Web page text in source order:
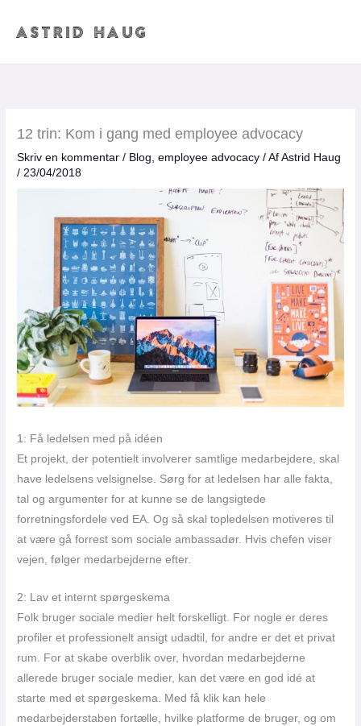
12 trin: Kom i gang med employee advocacy
Skriv en kommentar / Blog,employee advocacy / AfAstrid Haug
/23/04/2018
1: Få ledelsen med på idéen
Et projekt, der potentielt involverer samtlige medarbejdere, skal
have ledelsens velsignelse. Sørg for at ledelsen har alle fakta,
tal og argumenter for at kunne se de langsigtede
forretningsfordele ved EA. Og så skal topledelsen motiveres til
at være gå forrest som sociale ambassadør. Hvis chefen viser
vejen, følger medarbejderne efter.
2: Lav et internt spørgeskema
Folk bruger sociale medier helt forskelligt. For nogle er deres
profiler et professionelt ansigt udadtil, for andre er det et privat
rum. For at skabe overblik over, hvordan medarbejderne
allerede bruger sociale medier, kan det være en god idé at
starte med et spørgeskema. Med få klik kan hele
medarbejderstaben fortælle, hvilke platforme de bruger, og om